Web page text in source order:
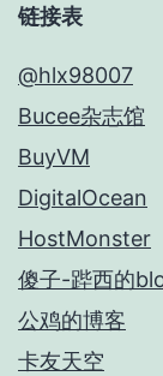
链接表
@hlx98007
Bucee杂志馆
BuyVM
DigitalOcean
HostMonster
傻子-跸西的
公鸡的博客
卡友天空